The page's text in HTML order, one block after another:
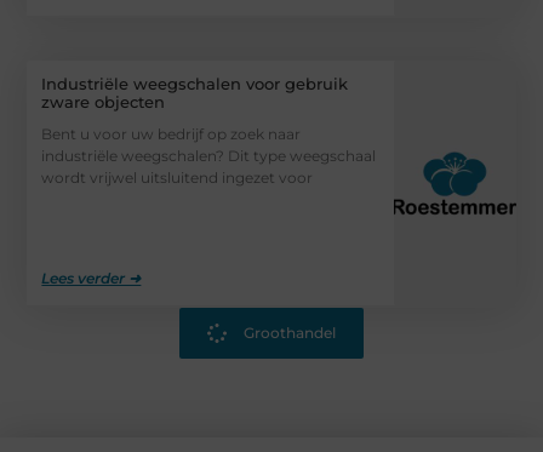
Industriële weegschalen voor gebruik
zware objecten
Bent u voor uw bedrijf op zoek naar
industriële weegschalen? Dit type weegschaal
wordt vrijwel uitsluitend ingezet voor
Lees verder ➜
Groothandel